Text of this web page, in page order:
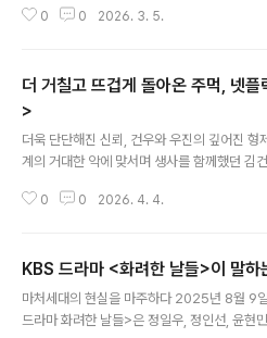
이종필 감독의 카메라가 마침내 그것에 빛을 불
리에 서 있는 우리 모두를 위한 세레나데다.느
사랑"모든 사랑은 오해다. 영원할 거라는 오해."
사)빠름이 미덕인 시대, 한 편의 영화가 일부
다. 2026년 2월 20일 전 세계에 공개된 넷플
널 영화 는 도파민 콘텐츠의 홍수 속에서 조용
게 자리를 차지하며 공개 사흘 만에 넷플릭스
0 0 2026. 3. 5.
더 거칠고 뜨겁게 돌아온 주먹, 넷
>
더욱 단단해진 신뢰, 건우와 우진의 깊어진
계의 거대한 악에 맞서며 생사를 함께했던 김
다. 지난 여정을 통해 육체적으로나 정신적으
특유의 브로맨스는 극의 긴장감 속에서도 시
하는 활력소 역할을 톡톡히 해낸다. 베일에 싸
한 사냥꾼들의 등장명길이 사라진 자리를 대
0 0 2026. 4. 4.
KBS 드라마 <화려한 날들>이 말하
마처세대의 현실을 마주하다 2025년 8월 9
드라마 화려한 날들>은 정일우, 정인선, 윤현